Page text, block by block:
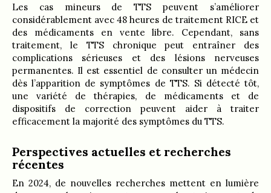
Les cas mineurs de TTS peuvent s’améliorer
considérablement avec 48 heures de traitement RICE et
des médicaments en vente libre. Cependant, sans
traitement, le TTS chronique peut entraîner des
complications sérieuses et des lésions nerveuses
permanentes. Il est essentiel de consulter un médecin
dès l’apparition de symptômes de TTS. Si détecté tôt,
une variété de thérapies, de médicaments et de
dispositifs de correction peuvent aider à traiter
efficacement la majorité des symptômes du TTS.
Perspectives actuelles et recherches
récentes
En 2024, de nouvelles recherches mettent en lumière